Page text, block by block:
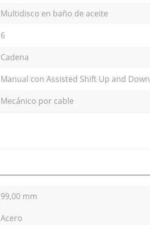
Multidisco en baño de aceite
6
Cadena
Manual con Assisted Shift Up and Down
Mecánico por cable
99,00 mm
Acero